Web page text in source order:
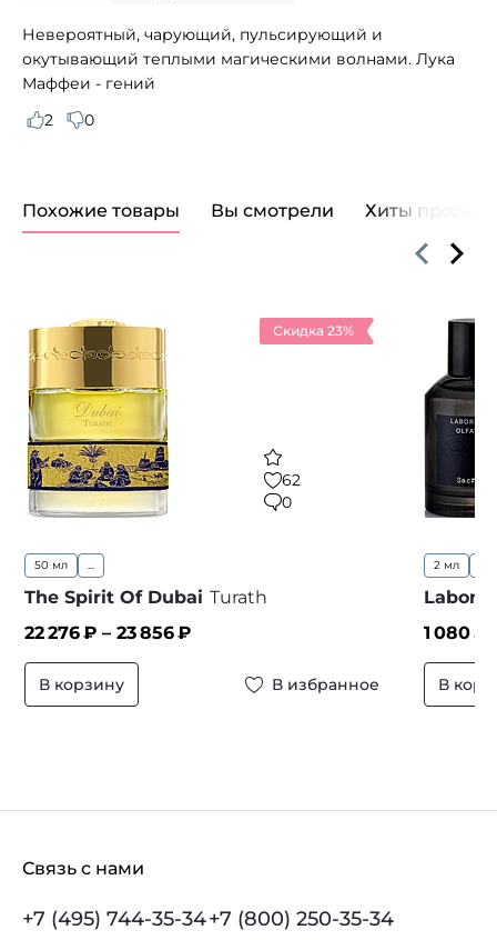
Невероятный, чарующий, пульсирующий и
окутывающий теплыми магическими волнами. Лука
Маффеи - гений
2
0
Похожие товары Вы смотрели Хиты продаж
Скидка 23%
62
0
50 мл
The Spirit Of Dubai Turath
22 276₽ – 23 856₽
В корзину В избранное
2 мл
1 080₽
В
Связь с нами
+7 (495) 744-35-34+7 (800) 250-35-34